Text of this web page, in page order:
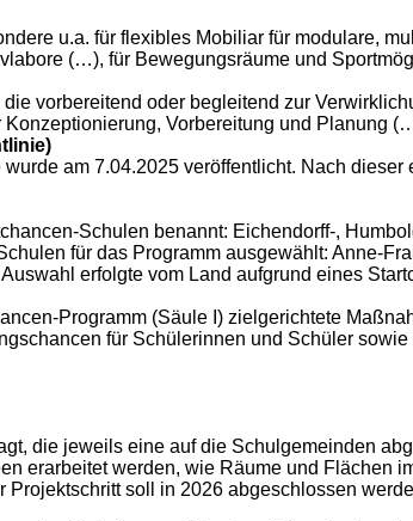
u.a. für flexibles Mobiliar für modulare,
(…), für Bewegungsräume und
vorbereitend oder begleitend zur
Vorbereitung und Planung
am 7.04.2025 veröffentlicht. Nach
Schulen benannt: Eichendorff-,
für das Programm ausgewählt: Anne-
erfolgte vom Land aufgrund eines
Programm (Säule I) zielgerichtete
für Schülerinnen und Schüler
die jeweils eine auf die Schulgemeinden
erarbeitet werden, wie Räume und Flächen
soll in 2026 abgeschlossen